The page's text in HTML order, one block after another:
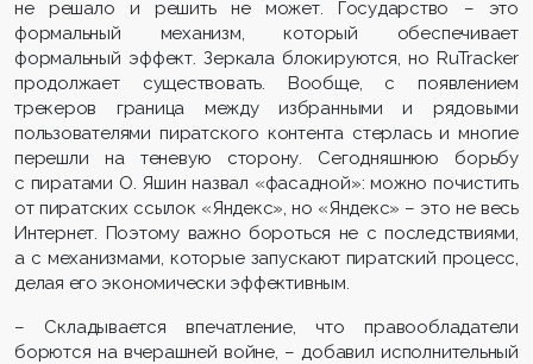
не решало и решить не может. Государство – это
формальный механизм, который обеспечивает
формальный эффект. Зеркала блокируются, но RuTracker
продолжает существовать. Вообще, с появлением
трекеров граница между избранными и рядовыми
пользователями пиратского контента стерлась и многие
перешли на теневую сторону. Сегодняшнюю борьбу
с пиратами О. Яшин назвал «фасадной»: можно почистить
от пиратских ссылок «Яндекс», но «Яндекс» – это не весь
Интернет. Поэтому важно бороться не с последствиями,
а с механизмами, которые запускают пиратский процесс,
делая его экономически эффективным.
– Складывается впечатление, что правообладатели
борются на вчерашней войне, – добавил исполнительный